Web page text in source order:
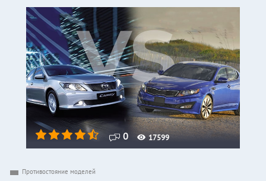
0 17599
Противостояние моделей